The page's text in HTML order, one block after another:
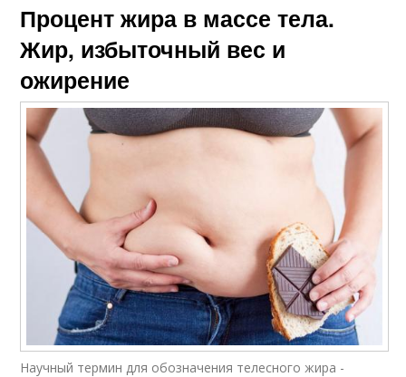
Процент жира в массе тела.
Жир, избыточный вес и
ожирение
Научный термин для обозначения телесного жира -